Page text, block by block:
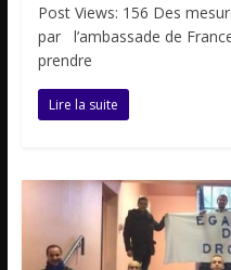
Post Views: 156 Des
par l’ambassade de
prendre
Lire la suite